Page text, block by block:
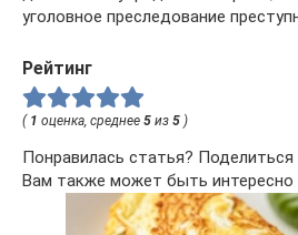
уголовное преследование
Рейтинг
( 1 оценка, среднее 5 из 5 )
Понравилась статья? Поделиться
Вам также может быть интересно